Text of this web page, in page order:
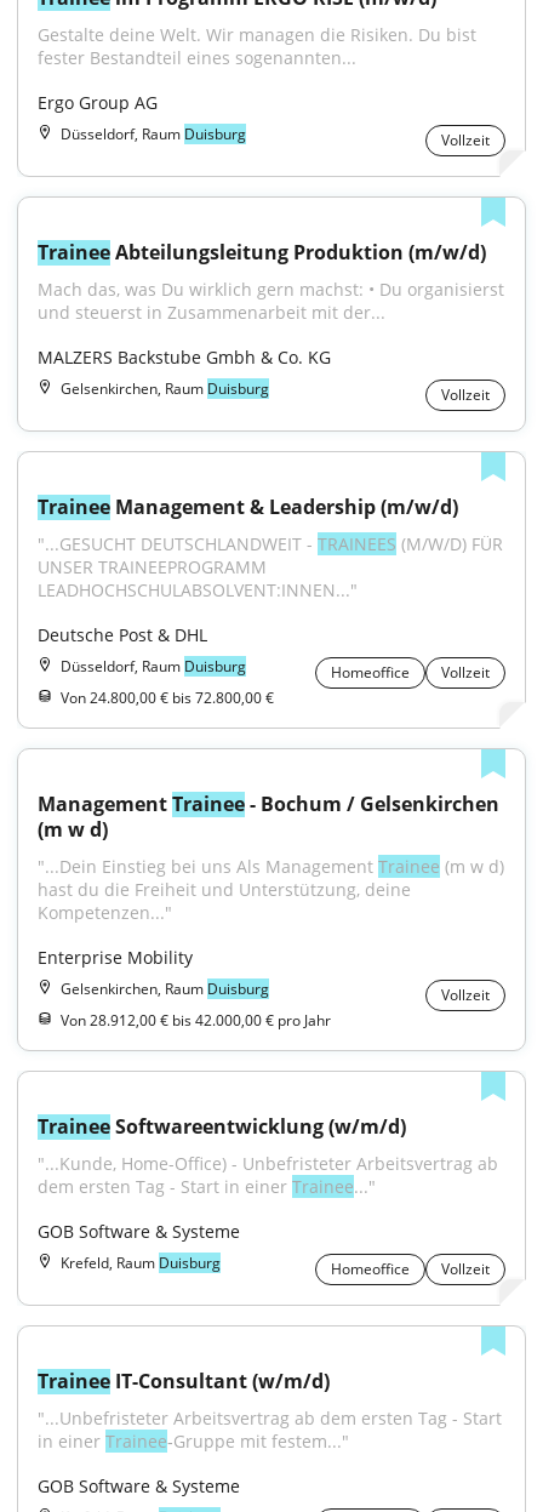
Gestalte deine Welt. Wir managen die Risiken. Du bist
fester Bestandteil eines sogenannten...
Ergo Group AG
Düsseldorf, Raum Duisburg Vollzeit
Trainee Abteilungsleitung Produktion (m/w/d)
Mach das, was Du wirklich gern machst: • Du organisierst
und steuerst in Zusammenarbeit mit der...
MALZERS Backstube Gmbh & Co. KG
Gelsenkirchen, Raum Duisburg Vollzeit
Trainee Management & Leadership (m/w/d)
"...GESUCHT DEUTSCHLANDWEIT - TRAINEES (M/W/D) FÜR
UNSER TRAINEEPROGRAMM
LEADHOCHSCHULABSOLVENT:INNEN..."
Deutsche Post & DHL
Düsseldorf, Raum Duisburg Homeoffice
Vollzeit
Von 24.800,00 € bis 72.800,00 €
Management Trainee - Bochum / Gelsenkirchen
(m w d)
"...Dein Einstieg bei uns Als Management Trainee (m w d)
hast du die Freiheit und Unterstützung, deine
Kompetenzen..."
Enterprise Mobility
Gelsenkirchen, Raum Duisburg
Vollzeit
Von 28.912,00 € bis 42.000,00 € pro Jahr
Trainee Softwareentwicklung (w/m/d)
"...Kunde, Home-Office) - Unbefristeter Arbeitsvertrag ab
dem ersten Tag - Start in einer Trainee..."
GOB Software & Systeme
Krefeld, Raum Duisburg Homeoffice Vollzeit
Trainee IT-Consultant (w/m/d)
"...Unbefristeter Arbeitsvertrag ab dem ersten Tag - Start
in einer Trainee‑Gruppe mit festem..."
GOB Software & Systeme